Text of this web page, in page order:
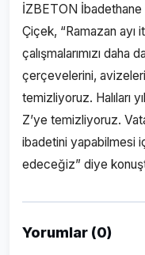
İZBETON
Çiçek, “Ramazan
çalışmalarımızı daha
çerçevelerini,
temizliyoruz. Halıları
Z’ye temizliyoruz.
ibadetini yapabilmesi
edeceğiz” diye
Yorumlar (0)